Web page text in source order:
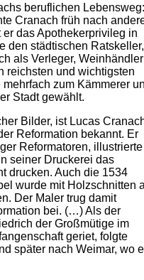
beruflichen Lebensweg:
Cranach früh nach
das Apothekerprivileg in
den städtischen Ratskeller,
als Verleger,
reichsten und wichtigsten
zum Kämmerer
Stadt gewählt.
Bilder, ist Lucas
Reformation bekannt. Er
Reformatoren, illustrierte
seiner Druckerei das
drucken. Auch die 1534
wurde mit Holzschnitten
Der Maler trug damit
bei. (…) Als der
der Großmütige im
geriet, folgte
später nach Weimar, wo